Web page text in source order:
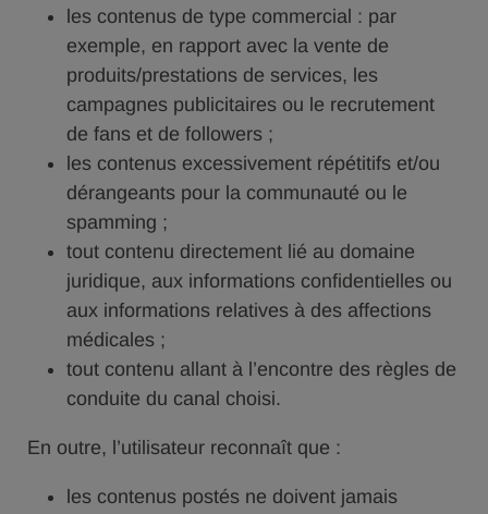
les contenus de type commercial : par
exemple, en rapport avec la vente de
produits/prestations de services, les
campagnes publicitaires ou le recrutement
de fans et de followers ;
les contenus excessivement répétitifs et/ou
dérangeants pour la communauté ou le
spamming ;
tout contenu directement lié au domaine
juridique, aux informations confidentielles ou
aux informations relatives à des affections
médicales ;
tout contenu allant à l’encontre des règles de
conduite du canal choisi.
En outre, l’utilisateur reconnaît que :
les contenus postés ne doivent jamais